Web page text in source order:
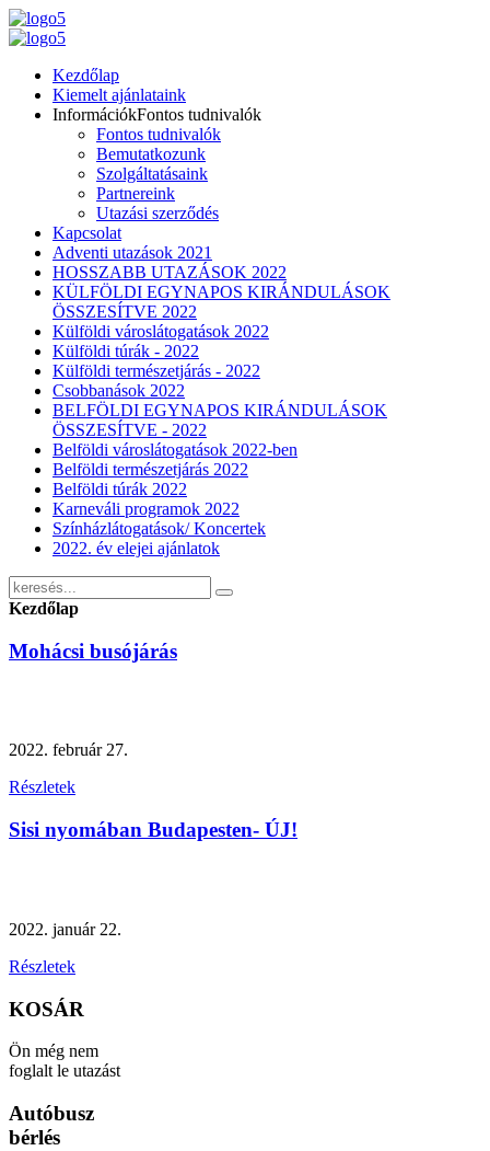
Kezdőlap
Kiemelt ajánlataink
InformációkFontos tudnivalók
Fontos tudnivalók
Bemutatkozunk
Szolgáltatásaink
Partnereink
Utazási szerződés
Kapcsolat
Adventi utazások 2021
HOSSZABB UTAZÁSOK 2022
KÜLFÖLDI EGYNAPOS KIRÁNDULÁSOK
ÖSSZESÍTVE 2022
Külföldi városlátogatások 2022
Külföldi túrák - 2022
Külföldi természetjárás - 2022
Csobbanások 2022
BELFÖLDI EGYNAPOS KIRÁNDULÁSOK
ÖSSZESÍTVE - 2022
Belföldi városlátogatások 2022-ben
Belföldi természetjárás 2022
Belföldi túrák 2022
Karneváli programok 2022
Színházlátogatások/ Koncertek
2022. év elejei ajánlatok
Kezdőlap
Mohácsi busójárás
2022. február 27.
Részletek
Sisi nyomában Budapesten- ÚJ!
2022. január 22.
Részletek
KOSÁR
Ön még nem
foglalt le utazást
Autóbusz
bérlés